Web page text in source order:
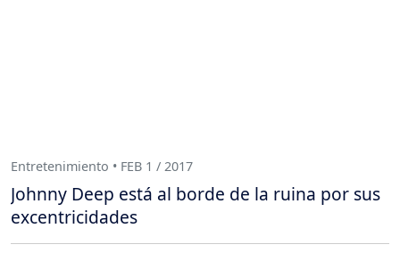
Entretenimiento • FEB 1 / 2017
Johnny Deep está al borde de la ruina por sus
excentricidades